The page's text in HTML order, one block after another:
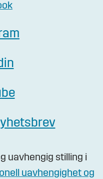
uavhengig stilling i
uavhengighet og